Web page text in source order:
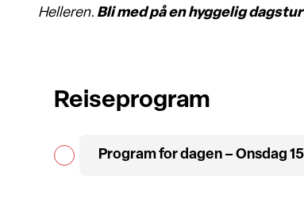
Helleren. Bli med på en hyggelig
Reiseprogram
Program for dagen – Onsdag